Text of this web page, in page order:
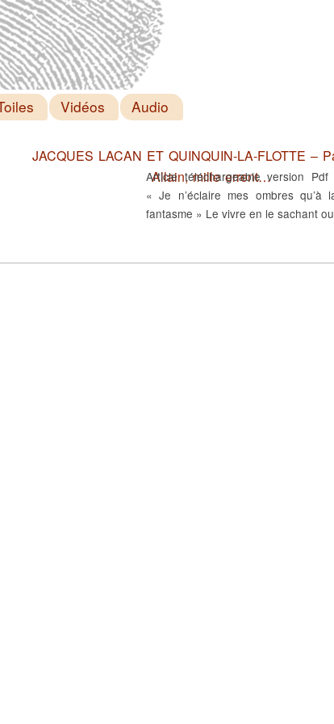
Vidéos Audio
JACQUES LACAN ET QUINQUIN-LA-FLOTTE –
Allain, mille errent…
Article téléchargeable version Pdf
« Je n’éclaire mes ombres qu’à
fantasme » Le vivre en le sachant